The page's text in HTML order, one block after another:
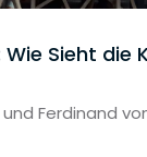
Wie Sieht die
Ferdinand